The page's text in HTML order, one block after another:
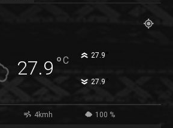
27.9 °C 27.9
27.9
4kmh 100 %